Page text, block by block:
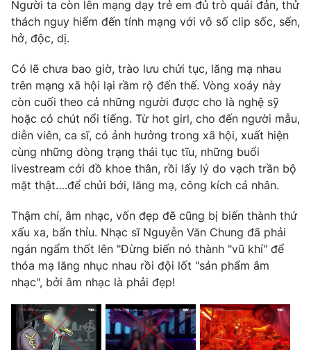
Người ta còn lên mạng dạy trẻ em đủ trò quái đản, thử
thách nguy hiểm đến tính mạng với vô số clip sốc, sến,
hở, độc, dị.
Có lẽ chưa bao giờ, trào lưu chửi tục, lăng mạ nhau
trên mạng xã hội lại rầm rộ đến thế. Vòng xoáy này
còn cuối theo cả những người được cho là nghệ sỹ
hoặc có chút nổi tiếng. Từ hot girl, cho đến người mẫu,
diễn viên, ca sĩ, có ảnh hưởng trong xã hội, xuất hiện
cùng những dòng trạng thái tục tĩu, những buổi
livestream cởi đồ khoe thân, rồi lấy lý do vạch trần bộ
mặt thật….để chửi bới, lăng mạ, công kích cá nhân.
Thậm chí, âm nhạc, vốn đẹp đẽ cũng bị biến thành thứ
xấu xa, bẩn thỉu. Nhạc sĩ Nguyễn Văn Chung đã phải
ngán ngẩm thốt lên "Đừng biến nó thành "vũ khí" để
thóa mạ lăng nhục nhau rồi đội lốt "sản phẩm âm
nhạc", bởi âm nhạc là phải đẹp!